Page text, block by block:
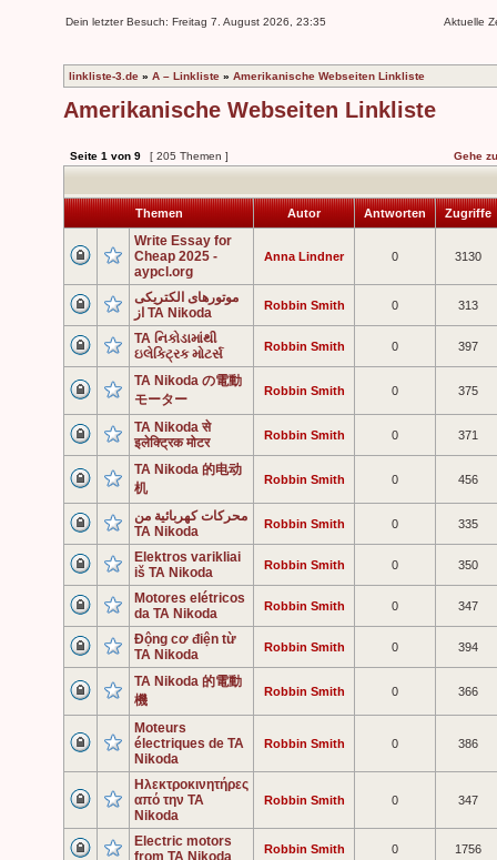
Dein letzter Besuch: Freitag 7. August 2026, 23:35 Aktuelle
linkliste-3.de » A – Linkliste » Amerikanische Webseiten Linkliste
Amerikanische Webseiten Linkliste
Seite 1 von 9 [ 205 Themen ] Gehe
Themen Autor Antworten Zugriffe
Write Essay for
Cheap 2025 -
aypcl.org
Anna Lindner 0 3130
موتورهای الکتریکی
از TA Nikoda
Robbin Smith 0 313
TA નિકોડામાંથી
ઇલેક્ટ્રિક મોટર્સ
Robbin Smith 0 397
TA Nikoda の電動
モーター
Robbin Smith 0 375
TA Nikoda से
इलेक्ट्रिक मोटर
Robbin Smith 0 371
TA Nikoda 的电动
机
Robbin Smith 0 456
محركات كهربائية من
TA Nikoda
Robbin Smith 0 335
Elektros varikliai
iš TA Nikoda
Robbin Smith 0 350
Motores elétricos
da TA Nikoda
Robbin Smith 0 347
Động cơ điện từ
TA Nikoda
Robbin Smith 0 394
TA Nikoda 的電動
機
Robbin Smith 0 366
Moteurs
électriques de TA
Nikoda
Robbin Smith 0 386
Ηλεκτροκινητήρες
από την TA
Nikoda
Robbin Smith 0 347
Electric motors
from TA Nikoda
Robbin Smith 0 1756